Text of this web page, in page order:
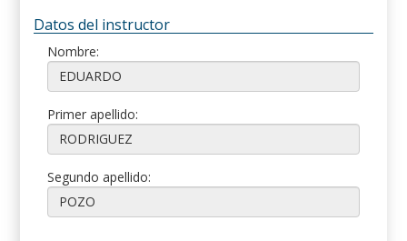
Datos del instructor
Nombre:
Primer apellido:
Segundo apellido: